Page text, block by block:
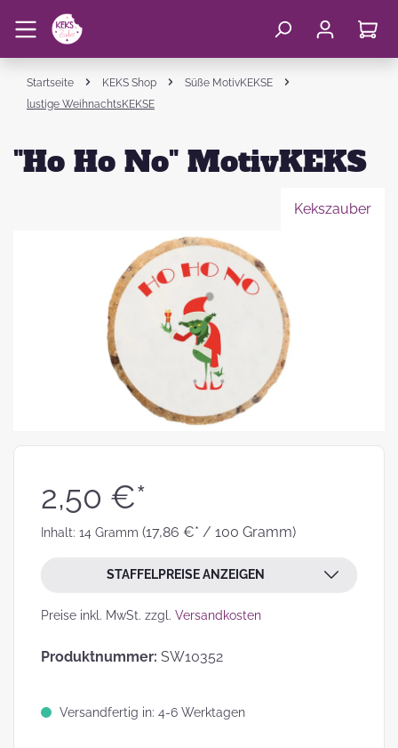
Startseite KEKS Shop
Süße MotivKEKSE
lustige WeihnachtsKEKSE
"Ho Ho No" MotivKEKS
Kekszauber
2,50 €*
Inhalt: 14 Gramm (17,86 €* / 100 Gramm)
STAFFELPREISE ANZEIGEN
Preise inkl. MwSt. zzgl. Versandkosten
Produktnummer: SW10352
Versandfertig in: 4-6 Werktagen